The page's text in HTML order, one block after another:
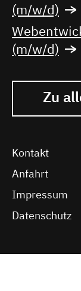
(m/w/d)
(m/w/d)
Zu
Kontakt
Anfahrt
Impressum
Datenschutz